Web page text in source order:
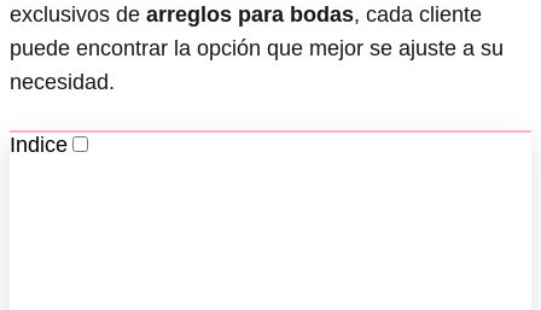
exclusivos de arreglos para bodas, cada cliente
puede encontrar la opción que mejor se ajuste a su
necesidad.
Indice